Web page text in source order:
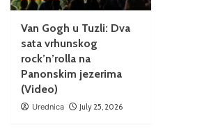
Van Gogh u Tuzli: Dva
sata vrhunskog
rock’n’rolla na
Panonskim jezerima
(Video)
Urednica July 25, 2026